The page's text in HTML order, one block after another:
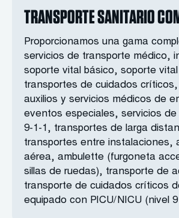
TRANSPORTE SANITARIO
Proporcionamos una gama
servicios de transporte médico,
soporte vital básico, soporte
transportes de cuidados críticos,
auxilios y servicios médicos de
eventos especiales, servicios de
9-1-1, transportes de larga
transportes entre instalaciones,
aérea, ambulette (furgoneta
sillas de ruedas), transporte de
transporte de cuidados críticos
equipado con PICU/NICU (nivel